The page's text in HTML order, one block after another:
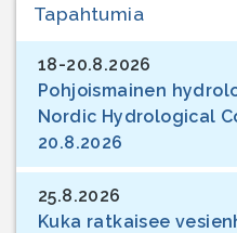
Tapahtumia
18-20.8.2026
Pohjoismainen
Nordic Hydrological
20.8.2026
25.8.2026
Kuka ratkaisee